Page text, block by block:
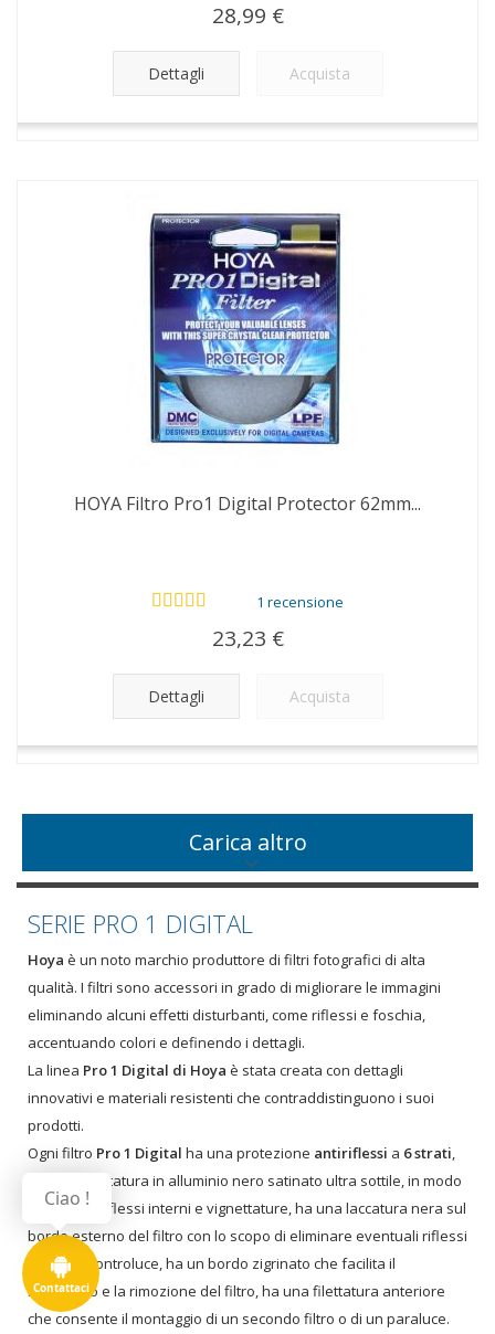
28,99 €
Dettagli Acquista
HOYA Filtro Pro1 Digital Protector 62mm...
1 recensione
23,23 €
Dettagli Acquista
Carica altro
SERIE PRO 1 DIGITAL
Hoya è un noto marchio produttore di filtri fotografici di alta
qualità. I filtri sono accessori in grado di migliorare le immagini
eliminando alcuni effetti disturbanti, come riflessi e foschia,
accentuando colori e definendo i dettagli.
La linea Pro 1 Digital di Hoya è stata creata con dettagli
innovativi e materiali resistenti che contraddistinguono i suoi
prodotti.
Ogni filtro Pro 1 Digital ha una protezione antiriflessi a 6 strati,
ha una montatura in alluminio nero satinato ultra sottile, in modo
da evitare riflessi interni e vignettature, ha una laccatura nera sul
bordo esterno del filtro con lo scopo di eliminare eventuali riflessi
anche in controluce, ha un bordo zigrinato che facilita il
montaggio e la rimozione del filtro, ha una filettatura anteriore
che consente il montaggio di un secondo filtro o di un paraluce.
Contattaci
Ciao !